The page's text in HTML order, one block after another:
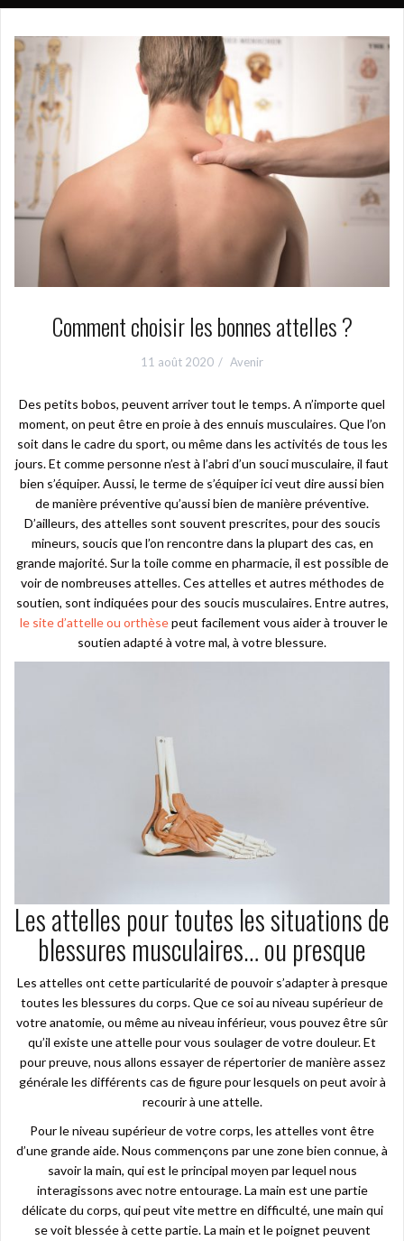
Comment choisir les bonnes attelles ?
11 août 2020 Avenir
Des petits bobos, peuvent arriver tout le temps. A n’importe quel
moment, on peut être en proie à des ennuis musculaires. Que l’on
soit dans le cadre du sport, ou même dans les activités de tous les
jours. Et comme personne n’est à l’abri d’un souci musculaire, il faut
bien s’équiper. Aussi, le terme de s’équiper ici veut dire aussi bien
de manière préventive qu’aussi bien de manière préventive.
D’ailleurs, des attelles sont souvent prescrites, pour des soucis
mineurs, soucis que l’on rencontre dans la plupart des cas, en
grande majorité. Sur la toile comme en pharmacie, il est possible de
voir de nombreuses attelles. Ces attelles et autres méthodes de
soutien, sont indiquées pour des soucis musculaires. Entre autres,
le site d’attelle ou orthèsepeut facilement vous aider à trouver le
soutien adapté à votre mal, à votre blessure.
Les attelles pour toutes les situations de
blessures musculaires… ou presque
Les attelles ont cette particularité de pouvoir s’adapter à presque
toutes les blessures du corps. Que ce soi au niveau supérieur de
votre anatomie, ou même au niveau inférieur, vous pouvez être sûr
qu’il existe une attelle pour vous soulager de votre douleur. Et
pour preuve, nous allons essayer de répertorier de manière assez
générale les différents cas de figure pour lesquels on peut avoir à
recourir à une attelle.
Pour le niveau supérieur de votre corps, les attelles vont être
d’une grande aide. Nous commençons par une zone bien connue, à
savoir la main, qui est le principal moyen par lequel nous
interagissons avec notre entourage. La main est une partie
délicate du corps, qui peut vite mettre en difficulté, une main qui
se voit blessée à cette partie. La main et le poignet peuvent